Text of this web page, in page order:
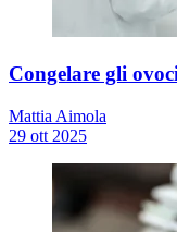
Congelare gli
Mattia Aimola
29 ott 2025